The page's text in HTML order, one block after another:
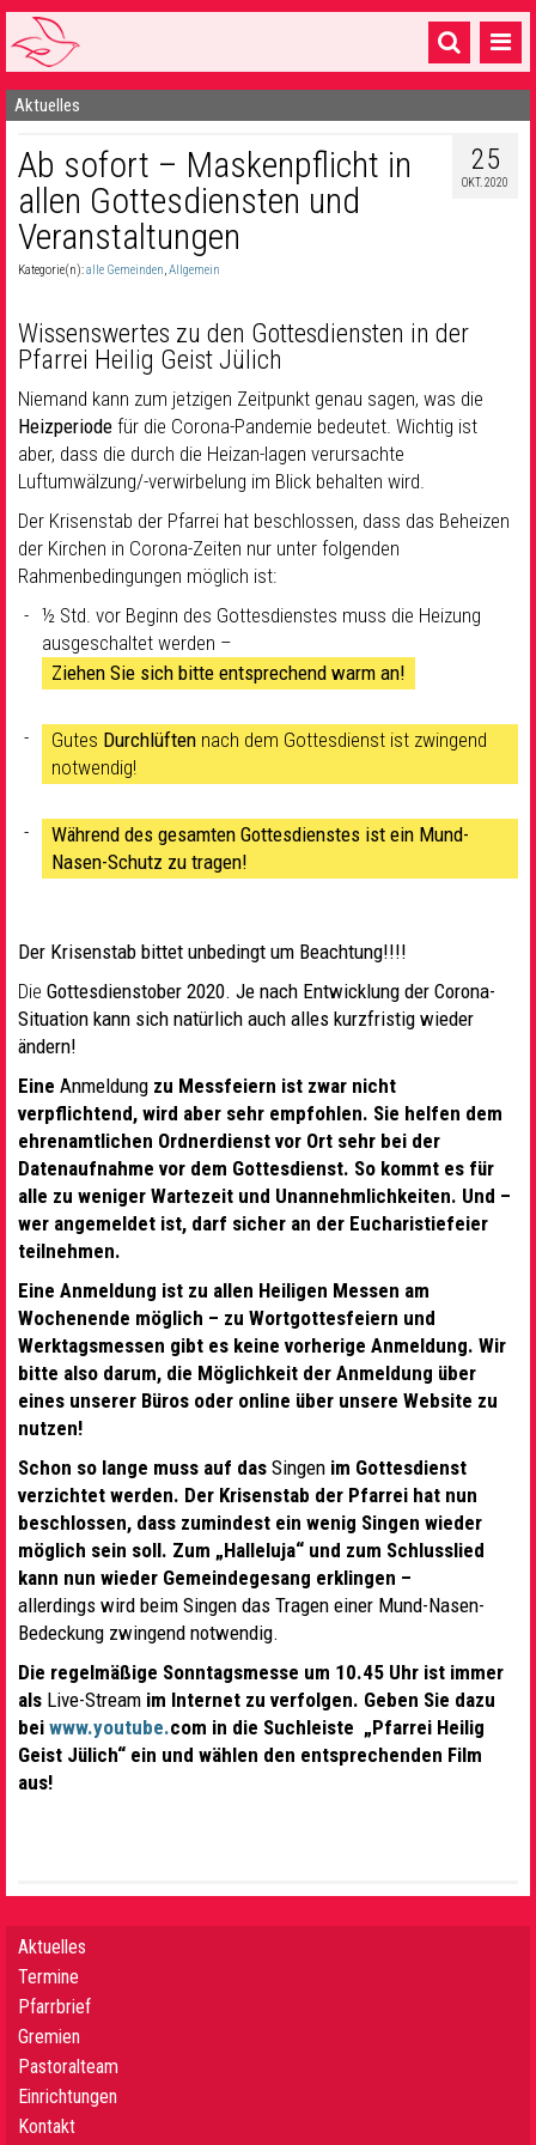
Startseite
1 Pfarrei
16 Gemeinden & mehr
Gottesdienste & Sinnsuche
Gemeinschaft & Soziales
Musik& Kultur
Seelsorge & Kontakt
Aktuelles
25
OKT. 2020
Ab sofort – Maskenpflicht in
allen Gottesdiensten und
Veranstaltungen
Kategorie(n):alle Gemeinden,Allgemein
Wissenswertes zu den Gottesdiensten in der
Pfarrei Heilig Geist Jülich
Niemand kann zum jetzigen Zeitpunkt genau sagen, was die
Heizperiode für die Corona-Pandemie bedeutet. Wichtig ist
aber, dass die durch die Heizan-lagen verursachte
Luftumwälzung/-verwirbelung im Blick behalten wird.
Der Krisenstab der Pfarrei hat beschlossen, dass das Beheizen
der Kirchen in Corona-Zeiten nur unter folgenden
Rahmenbedingungen möglich ist:
½ Std. vor Beginn des Gottesdienstes muss die Heizung
ausgeschaltet werden –
Ziehen Sie sich bitte entsprechend warm an!
Gutes Durchlüften nach dem Gottesdienst ist zwingend
notwendig!
Während des gesamten Gottesdienstes ist ein Mund-
Nasen-Schutz zu tragen!
Der Krisenstab bittet unbedingt um Beachtung!!!!
Die Gottesdienstober 2020. Je nach Entwicklung der Corona-
Situation kann sich natürlich auch alles kurzfristig wieder
ändern!
Eine Anmeldung zu Messfeiern ist zwar nicht
verpflichtend, wird aber sehr empfohlen. Sie helfen dem
ehrenamtlichen Ordnerdienst vor Ort sehr bei der
Datenaufnahme vor dem Gottesdienst. So kommt es für
alle zu weniger Wartezeit und Unannehmlichkeiten. Und –
wer angemeldet ist, darf sicher an der Eucharistiefeier
teilnehmen.
Eine Anmeldung ist zu allen Heiligen Messen am
Wochenende möglich – zu Wortgottesfeiern und
Werktagsmessen gibt es keine vorherige Anmeldung. Wir
bitte also darum, die Möglichkeit der Anmeldung über
eines unserer Büros oder online über unsere Website zu
nutzen!
Schon so lange muss auf das Singen im Gottesdienst
verzichtet werden. Der Krisenstab der Pfarrei hat nun
beschlossen, dass zumindest ein wenig Singen wieder
möglich sein soll. Zum „Halleluja“ und zum Schlusslied
kann nun wieder Gemeindegesang erklingen –
allerdings wird beim Singen das Tragen einer Mund-Nasen-
Bedeckung zwingend notwendig.
Die regelmäßige Sonntagsmesse um 10.45 Uhr ist immer
als Live-Stream im Internet zu verfolgen. Geben Sie dazu
bei www.youtube.com in die Suchleiste „Pfarrei Heilig
Geist Jülich“ ein und wählen den entsprechenden Film
aus!
Aktuelles
Termine
Pfarrbrief
Gremien
Pastoralteam
Einrichtungen
Kontakt